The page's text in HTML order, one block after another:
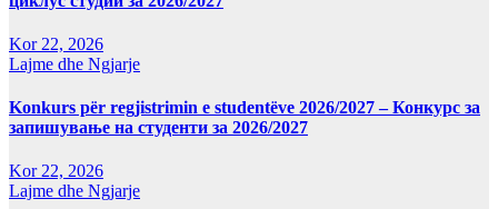
Kor 22, 2026
Lajme dhe Ngjarje
Konkurs për regjistrimin e studentëve 2026/2027 – Конкурс за
запишување на студенти за 2026/2027
Kor 22, 2026
Lajme dhe Ngjarje